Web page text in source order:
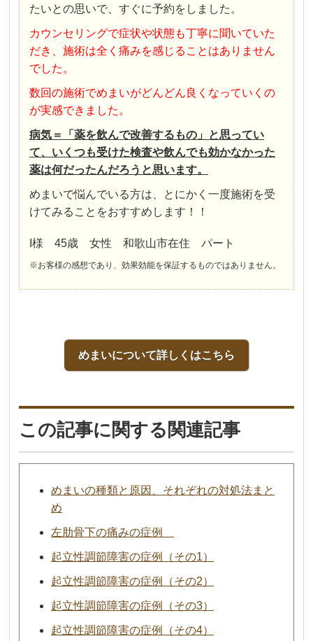
たいとの思いで、すぐに予約をしました。
カウンセリングで症状や状態も丁寧に聞いていた
だき、施術は全く痛みを感じることはありません
でした。
数回の施術でめまいがどんどん良くなっていくの
が実感できました。
病気＝「薬を飲んで改善するもの」と思ってい
て、いくつも受けた検査や飲んでも効かなかった
薬は何だったんだろうと思います。
めまいで悩んでいる方は、とにかく一度施術を受
けてみることをおすすめします！！
I様 45歳 女性 和歌山市在住 パート
※お客様の感想であり、効果効能を保証するものではありません。
めまいについて詳しくはこちら
この記事に関する関連記事
めまいの種類と原因、それぞれの対処法まと
め
左肋骨下の痛みの症例
起立性調節障害の症例（その1）
起立性調節障害の症例（その2）
起立性調節障害の症例（その3）
起立性調節障害の症例（その4）